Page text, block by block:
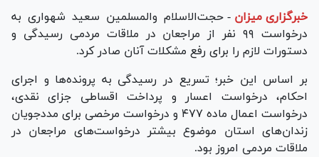
خبرگزاری میزان - حجت‌الاسلام والمسلمین سعید شهواری به
درخواست ۹۹ نفر از مراجعان در ملاقات مردمی رسیدگی و
دستورات لازم را برای رفع مشکلات آنان صادر کرد.
بر اساس این خبر؛ تسریع در رسیدگی به پرونده‌ها و اجرای
احکام، درخواست اعسار و پرداخت اقساطی جزای نقدی،
درخواست اعمال ماده ۴۷۷ و درخواست مرخصی برای مددجویان
زندان‌های استان موضوع بیشتر درخواست‌های مراجعان در
ملاقات مردمی امروز بود.